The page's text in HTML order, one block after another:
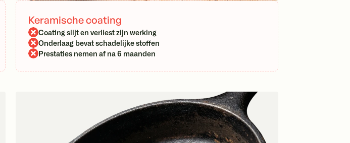
Keramische coating
Coating slijt en verliest zijn werking
Onderlaag bevat schadelijke stoffen
Prestaties nemen af na 6 maanden